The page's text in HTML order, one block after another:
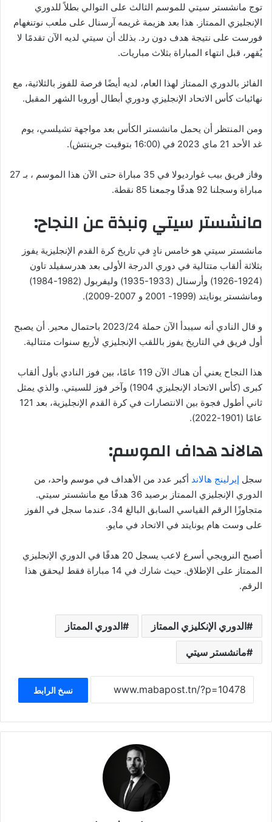
توج مانشستر سيتي للموسم الثالث على التوالي بطلاً للدوري
الإنجليزي الممتاز. هذا بعد هزيمة غريمه آرسنال على ملعب نوتنغهام
فورست على نتيجة هدف دون رد. بذلك أن سيتي لديه الآن تقدمًا لا
يُقهر، قبل انتهاء المباراة بثلاث مباريات.
الفائز بالدوري الممتاز لهذا العام، لديه أيضًا فرصة للفوز بالثلاثية، مع
نهائيات كأس الاتحاد الإنجليزي ودوري أبطال أوروبا الشهر المقبل.
ومن المنتظر أن يحمل مانشستر الكأس بعد مواجهة تشيلسي، يوم
غد الأحد 21 ماي 2023 في (16:00 بتوقيت جرينتش).
وفاز فريق بيب غوارديولا في 35 مباراة حتى الآن هذا الموسم ، بـ 27
مباراة وسجلنا 92 هدفًا وجمعنا 85 نقطة.
مانشستر سيتي ونبذة عن النجاح:
مانشستر سيتي هو خامس نادٍ في تاريخ كرة القدم الإنجليزية يفوز
بثلاثة ألقاب متتالية في دوري الدرجة الأولى بعد هدرسفيلد تاون
(1924-1926) وأرسنال (1933-1935) وليفربول (1982-1984)
ومانشستر يونايتد (1999- 2001 و 2007-2009).
و قال النادي أنه سيبدأ الآن حملة 2023/24 باحتمال محير. أن يصبح
أول فريق في التاريخ يفوز باللقب الإنجليزي لأربع سنوات متتالية.
هذا النجاح يعني أن هناك الآن 119 عامًا، بين فوز النادي بأول ألقاب
كبرى (كأس الاتحاد الإنجليزي 1904) وآخر فوز للسيتي. والذي يمثل
ثاني أطول فجوة بين الانتصارات في كرة القدم الإنجليزية، بعد 121
عامًا (1901-2022).
هالاند هداف الموسم:
سجل إيرلينج هالاند أكبر عدد من الأهداف في موسم واحد، من
الدوري الإنجليزي الممتاز برصيد 36 هدفًا مع مانشستر سيتي.
متجاوزًا الرقم القياسي السابق البالغ 34، عندما سجل في الفوز
على وست هام يونايتد في الاتحاد في مايو.
أصبح النرويجي أسرع لاعب يسجل 20 هدفًا في الدوري الإنجليزي
الممتاز على الإطلاق. حيث شارك في 14 مباراة فقط ليحقق هذا
الرقم.
الدوري الإنكليزي الممتاز الدوري الممتاز
مانشستر سيتي
نسخ الرابط